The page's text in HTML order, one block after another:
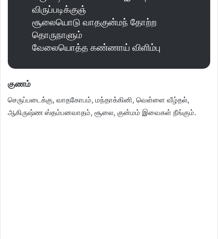
விருப்படிக்குஞ்
சூலையொடு வாதகுன்மந் தோற்ற
தொருநாளும்
வேலையொத்த கண்ணாய் விளிம்பு
குணம்
செருப்படைக்கு, வாதகோபம், மந்தாக்கினி, வெள்ளை வீழ்தல்,
ஆகிருஷ்ண ஸ்தம்பனவாதம், சூலை, குன்மம் இவைகள் நீங்கும்.